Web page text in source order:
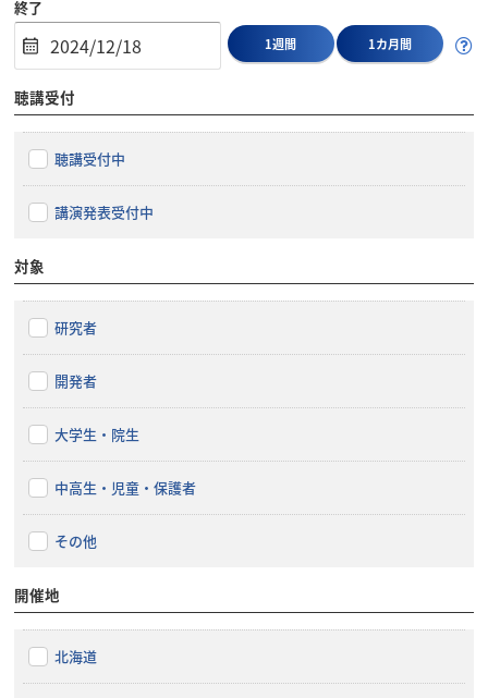
終了
1週間 1カ月間
聴講受付
聴講受付中
講演発表受付中
対象
研究者
開発者
大学生・院生
中高生・児童・保護者
その他
開催地
北海道